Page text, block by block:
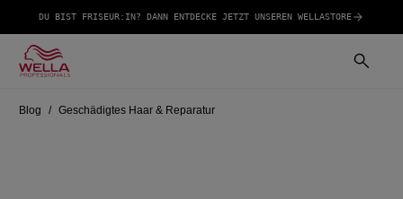
DU BIST FRISEUR:IN? DANN ENTDECKE JETZT UNSEREN WELLASTORE
Blog Geschädigtes Haar & Reparatur